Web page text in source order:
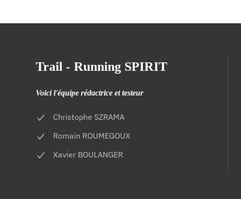
Trail - Running SPIRIT
Voici l'équipe rédactrice et testeur
Christophe SZRAMA
Romain ROUMEGOUX
Xavier BOULANGER